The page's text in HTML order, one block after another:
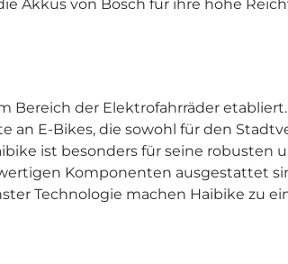
Akkus von Bosch für ihre hohe
Bereich der Elektrofahrräder etabliert.
E-Bikes, die sowohl für den
ist besonders für seine robusten
Komponenten ausgestattet
Technologie machen Haibike zu